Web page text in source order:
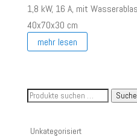
€ 260,00
1,8 kW, 16 A, mit
40x70x30 cm
mehr lesen
Suche
Artikelnummer
Unkategorisiert